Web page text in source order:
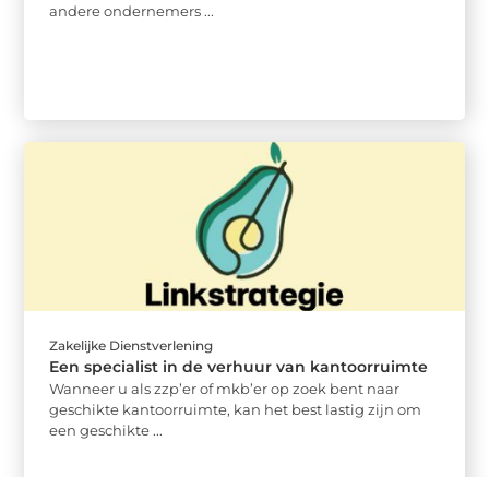
andere ondernemers ...
Zakelijke Dienstverlening
Een specialist in de verhuur van kantoorruimte
Wanneer u als zzp’er of mkb’er op zoek bent naar
geschikte kantoorruimte, kan het best lastig zijn om
een geschikte ...